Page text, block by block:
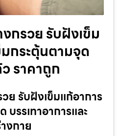
กรวย รับฝังเข็ม
กระตุ้นตามจุด
ราคาถูก
ย รับฝังเข็มแก้อาการ
บรรเทาอาการและ
งกาย